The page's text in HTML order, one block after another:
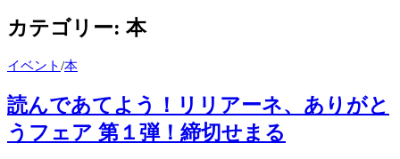
カテゴリー: 本
イベント/本
読んであてよう！リリアーネ、ありがと
うフェア 第１弾！締切せまる